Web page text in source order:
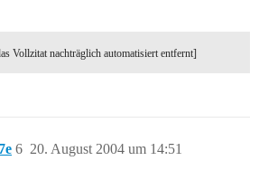
Vollzitat nachträglich automatisiert entfernt]
20. August 2004 um 14:51
6